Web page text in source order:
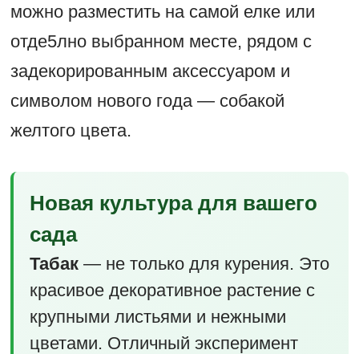
можно разместить на самой елке или
отде5лно выбранном месте, рядом с
задекорированным аксессуаром и
символом нового года — собакой
желтого цвета.
Новая культура для вашего
сада
Табак— не только для курения. Это
красивое декоративное растение с
крупными листьями и нежными
цветами. Отличный эксперимент